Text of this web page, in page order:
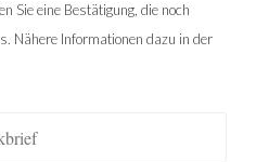
Sie eine Bestätigung, die noch
Nähere Informationen dazu in der